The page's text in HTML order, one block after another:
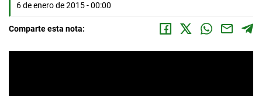
6 de enero de 2015 - 00:00
Comparte esta nota: